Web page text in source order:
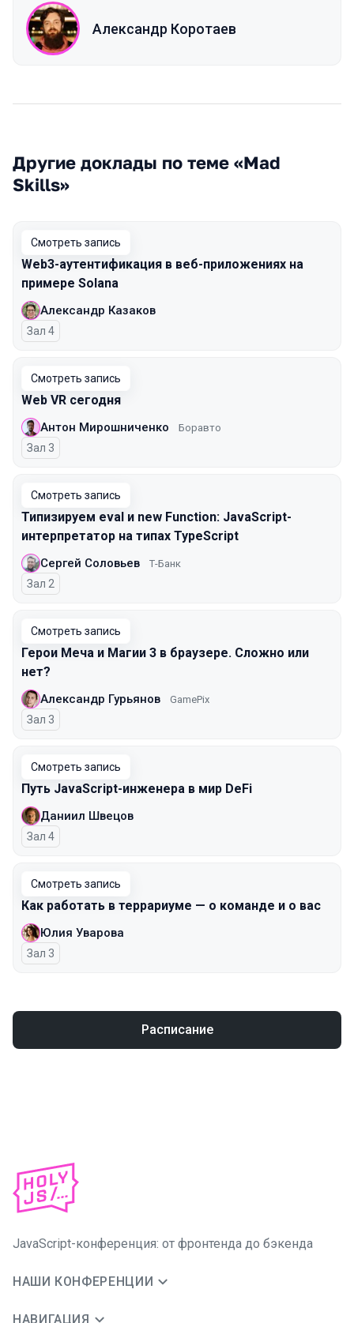
Александр Коротаев
Другие доклады по теме «Mad
Skills»
Смотреть запись
Web3-аутентификация в веб-приложениях на
примере Solana
Александр Казаков
Зал 4
Смотреть запись
Web VR сегодня
Антон Мирошниченко Боравто
Зал 3
Смотреть запись
Типизируем eval и new Function: JavaScript-
интерпретатор на типах TypeScript
Сергей Соловьев Т-Банк
Зал 2
Смотреть запись
Герои Меча и Магии 3 в браузере. Сложно или
нет?
Александр Гурьянов GamePix
Зал 3
Смотреть запись
Путь JavaScript-инженера в мир DeFi
Даниил Швецов
Зал 4
Смотреть запись
Как работать в террариуме — о команде и о вас
Юлия Уварова
Зал 3
Расписание
JavaScript-конференция: от фронтенда до бэкенда
НАШИ КОНФЕРЕНЦИИ
НАВИГАЦИЯ